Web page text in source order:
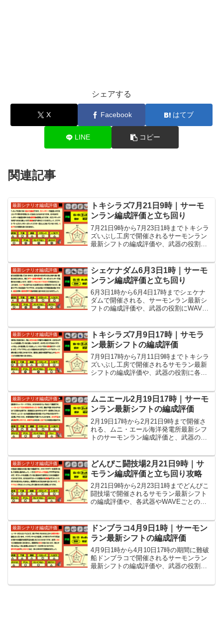
シェアする
X Facebook はてブ
LINE コピー
関連記事
最新シナリオ編成評価
トキシラズ7月21日9時｜サーモ
ンラン編成評価と立ち回り
7月21日9時から7月23日1時までトキシラ
ズいぶし工房で開催されるサーモンラン
最新シフトの編成評価や、武器の役割に
最新シナリオ編成評価
シェケナダム6月3日1時｜サーモ
ンラン編成評価と立ち回り
6月3日1時から6月4日17時までシェケナ
ダムで開催される、サーモンラン最新シ
フトの編成評価や、武器の役割にWAVE
最新シナリオ編成評価
トキシラズ7月9日17時｜サモラ
ン最新シフトの編成評価
7月9日17時から7月11日9時までトキシラ
ズいぶし工房で開催されるサモラン最新
シフトの編成評価や、武器の役割に各
最新シナリオ編成評価
ムニエール2月19日17時｜サーモ
ンラン最新シフトの編成評価
2月19日17時から2月21日9時まで開催さ
れる、ムニ・エール海洋発電所最新シフ
トのサーモンラン編成評価と、武器の役
最新シナリオ編成評価
どんぴこ闘技場2月21日9時｜サ
モラン編成評価と立ち回り攻略
2月21日9時から2月23日1時までどんぴこ
闘技場で開催されるサモラン最新シフト
の編成評価や、各武器やWAVEごとの立
最新シナリオ編成評価
ドンブラコ4月9日1時｜サーモン
ラン最新シフトの編成評価
4月9日1時から4月10日17時の期間に難破
船ドンブラコで開催されるサーモンラン
最新シフトの編成評価や、武器の役割に